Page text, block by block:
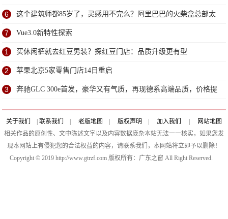
6 这个建筑师都85岁了，灵感用不完么？阿里巴巴的火柴盒总部太
赞了
7 Vue3.0新特性探索
1 买休闲裤就去红豆男装？探红豆门店：品质升级更有型
2 苹果北京5家零售门店14日重启
3 奔驰GLC 300e首发，豪华又有气质，再现德系高端品质，价格提
升
关于我们 联系我们 老版地图 版权声明 加入我们
网站地图
相关作品的原创性、文中陈述文字以及内容数据庞杂本站无法一一核实，如果您发
现本网站上有侵犯您的合法权益的内容，请联系我们，本网站将立即予以删除！
Copyright © 2019 http://www.gtrzf.com 版权所有：广东之窗 All Right Reserved.